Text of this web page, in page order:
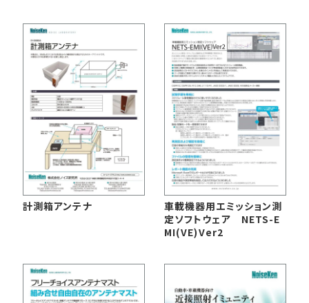
English 中文
計測箱アンテナ
車載機器用エミッション測
定ソフトウェア NETS-E
MI(VE)Ver2